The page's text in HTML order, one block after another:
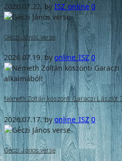
2026.07.22. by ISZ_online 0
Géczi János verse
2026.07.19. by online_ISZ 0
Németh Zoltán köszönti Garaczi
2026.07.17. by online_ISZ 0
Géczi János verse